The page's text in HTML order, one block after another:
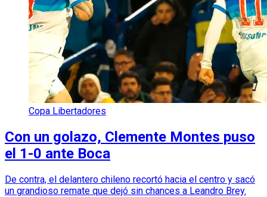
Copa Libertadores
Con un golazo, Clemente Montes puso
el 1-0 ante Boca
De contra, el delantero chileno recortó hacia el centro y sacó
un grandioso remate que dejó sin chances a Leandro Brey.